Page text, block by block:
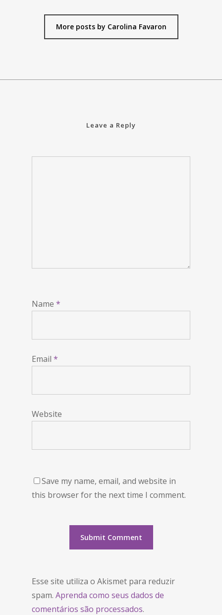
More posts by Carolina Favaron
Leave a Reply
Name *
Email *
Website
Save my name, email, and website in
this browser for the next time I comment.
Esse site utiliza o Akismet para reduzir
spam. Aprenda como seus dados de
comentários são processados.